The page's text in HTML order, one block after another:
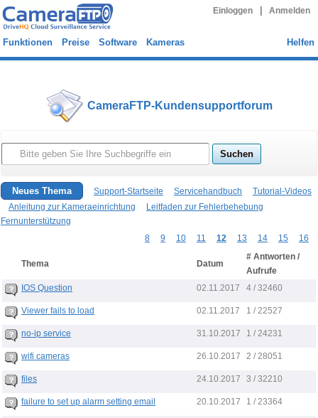
Einloggen Anmelden
Funktionen Preise Software Kameras Helfen
CameraFTP-Kundensupportforum
Neues Thema Support-Startseite Servicehandbuch
Tutorial-Videos
Anleitung zur Kameraeinrichtung
Leitfaden zur Fehlerbehebung
Fernunterstützung
8
9 10 11 12 13 14 15 16
Thema Datum
# Antworten /
Aufrufe
IOS Question
02.11.2017 4 / 32460
Viewer fails to load 02.11.2017 1 / 22527
no-ip service 31.10.2017 1 / 24231
wifi cameras 26.10.2017 2 / 28051
files 24.10.2017 3 / 32210
failure to set up alarm setting email 20.10.2017 1 / 23364